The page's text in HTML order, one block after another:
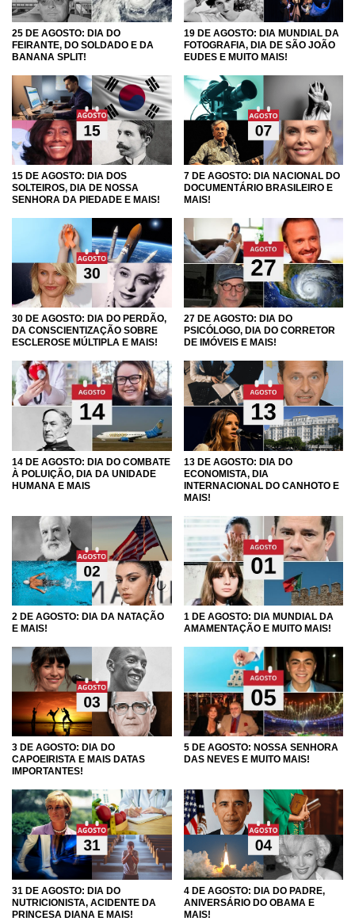
25 DE AGOSTO: DIA DO
FEIRANTE, DO SOLDADO E DA
BANANA SPLIT!
19 DE AGOSTO: DIA MUNDIAL DA
FOTOGRAFIA, DIA DE SÃO JOÃO
EUDES E MUITO MAIS!
15 DE AGOSTO: DIA DOS
SOLTEIROS, DIA DE NOSSA
SENHORA DA PIEDADE E MAIS!
7 DE AGOSTO: DIA NACIONAL DO
DOCUMENTÁRIO BRASILEIRO E
MAIS!
30 DE AGOSTO: DIA DO PERDÃO,
DA CONSCIENTIZAÇÃO SOBRE
ESCLEROSE MÚLTIPLA E MAIS!
27 DE AGOSTO: DIA DO
PSICÓLOGO, DIA DO CORRETOR
DE IMÓVEIS E MAIS!
14 DE AGOSTO: DIA DO COMBATE
À POLUIÇÃO, DIA DA UNIDADE
HUMANA E MAIS
13 DE AGOSTO: DIA DO
ECONOMISTA, DIA
INTERNACIONAL DO CANHOTO E
MAIS!
2 DE AGOSTO: DIA DA NATAÇÃO
E MAIS!
1 DE AGOSTO: DIA MUNDIAL DA
AMAMENTAÇÃO E MUITO MAIS!
3 DE AGOSTO: DIA DO
CAPOEIRISTA E MAIS DATAS
IMPORTANTES!
5 DE AGOSTO: NOSSA SENHORA
DAS NEVES E MUITO MAIS!
31 DE AGOSTO: DIA DO
NUTRICIONISTA, ACIDENTE DA
PRINCESA DIANA E MAIS!
4 DE AGOSTO: DIA DO PADRE,
ANIVERSÁRIO DO OBAMA E
MAIS!